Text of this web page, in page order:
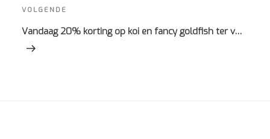
Volgend
bericht
VOLGENDE
Vandaag 20% korting op koi en fancy goldfish ter v…